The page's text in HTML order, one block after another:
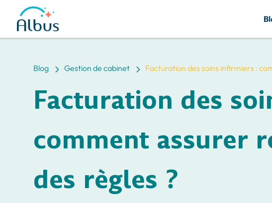
Blog 5 Gestion de cabinet 5 Facturation des soins infirmiers :
Facturation des
comment assurer
des règles ?